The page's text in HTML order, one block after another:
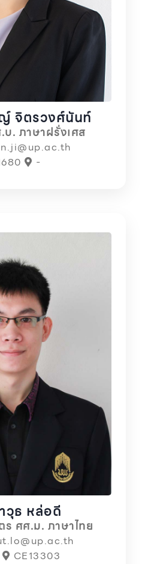
จิตรวงศ์นันท์
บ. ภาษาฝรั่งเศส
-
วุธ หล่อดี
ร ศศ.ม. ภาษาไทย
CE13303